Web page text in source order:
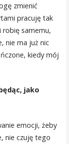
zmienić
pracuję tak
robię samemu,
nie ma już nic
kiedy mój
jako
emocji, żeby
nie czuję tego